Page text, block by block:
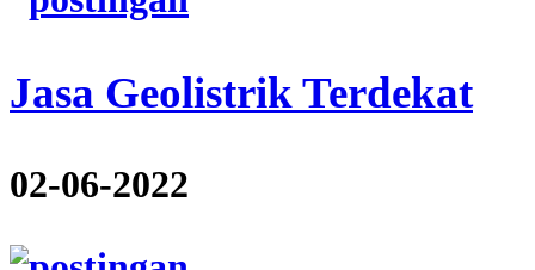
Jasa Geolistrik Terdekat
02-06-2022